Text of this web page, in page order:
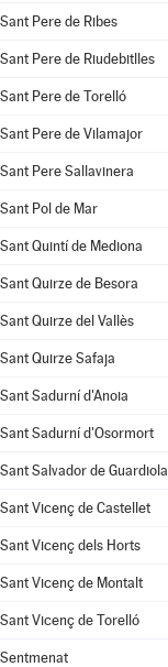
Sant Pere de Ribes
Sant Pere de Riudebitlles
Sant Pere de Torelló
Sant Pere de Vilamajor
Sant Pere Sallavinera
Sant Pol de Mar
Sant Quintí de Mediona
Sant Quirze de Besora
Sant Quirze del Vallès
Sant Quirze Safaja
Sant Sadurní d'Anoia
Sant Sadurní d'Osormort
Sant Salvador de Guardiola
Sant Vicenç de Castellet
Sant Vicenç dels Horts
Sant Vicenç de Montalt
Sant Vicenç de Torelló
Sentmenat